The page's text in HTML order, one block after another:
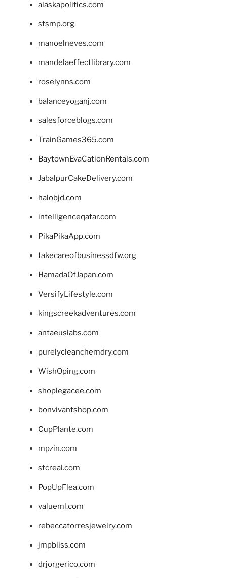
alaskapolitics.com
stsmp.org
manoelneves.com
mandelaeffectlibrary.com
roselynns.com
balanceyoganj.com
salesforceblogs.com
TrainGames365.com
BaytownEvaCationRentals.com
JabalpurCakeDelivery.com
halobjd.com
intelligenceqatar.com
PikaPikaApp.com
takecareofbusinessdfw.org
HamadaOfJapan.com
VersifyLifestyle.com
kingscreekadventures.com
antaeuslabs.com
purelycleanchemdry.com
WishOping.com
shoplegacee.com
bonvivantshop.com
CupPlante.com
mpzin.com
stcreal.com
PopUpFlea.com
valueml.com
rebeccatorresjewelry.com
jmpbliss.com
drjorgerico.com